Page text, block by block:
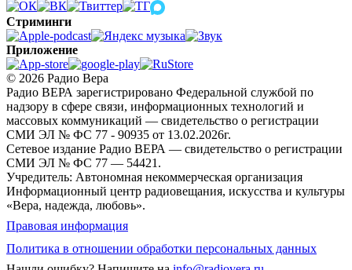
Стриминги
Приложение
© 2026 Радио Вера
Радио ВЕРА зарегистрировано Федеральной службой по
надзору в сфере связи, информационных технологий и
массовых коммуникаций — свидетельство о регистрации
СМИ ЭЛ № ФС 77 - 90935 от 13.02.2026г.
Сетевое издание Радио ВЕРА — свидетельство о регистрации
СМИ ЭЛ № ФС 77 — 54421.
Учредитель: Автономная некоммерческая организация
Информационный центр радиовещания, искусства и культуры
«Вера, надежда, любовь».
Правовая информация
Политика в отношении обработки персональных данных